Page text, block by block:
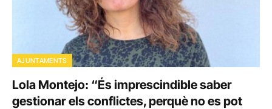
AJUNTAMENTS
Lola Montejo: “És imprescindible saber
gestionar els conflictes, perquè no es pot